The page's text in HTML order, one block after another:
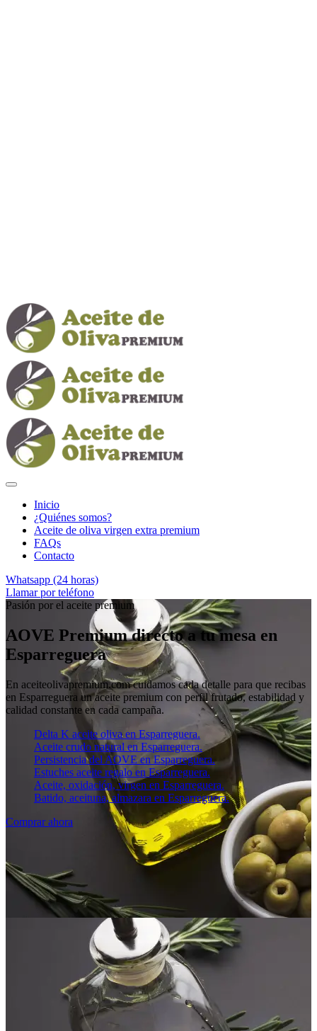
Inicio
¿Quiénes somos?
Aceite de oliva virgen extra premium
FAQs
Contacto
Whatsapp (24 horas)
Llamar por teléfono
Pasión por el aceite premium
AOVE Premium directo a tu mesa en
Esparreguera
En aceiteolivapremium.com cuidamos cada detalle para que recibas
en Esparreguera un aceite premium con perfil frutado, estabilidad y
calidad constante en cada campaña.
Delta K aceite oliva en Esparreguera.
Aceite crudo natural en Esparreguera.
Persistencia del AOVE en Esparreguera.
Estuches aceite regalo en Esparreguera.
Aceite, oxidación, virgen en Esparreguera.
Batido, aceituna, almazara en Esparreguera.
Comprar ahora